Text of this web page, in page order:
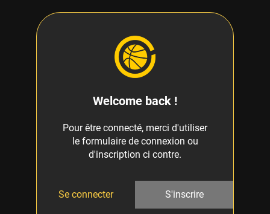
Welcome back !
Pour être connecté, merci d'utiliser
le formulaire de connexion ou
d'inscription ci contre.
Se connecter S'inscrire